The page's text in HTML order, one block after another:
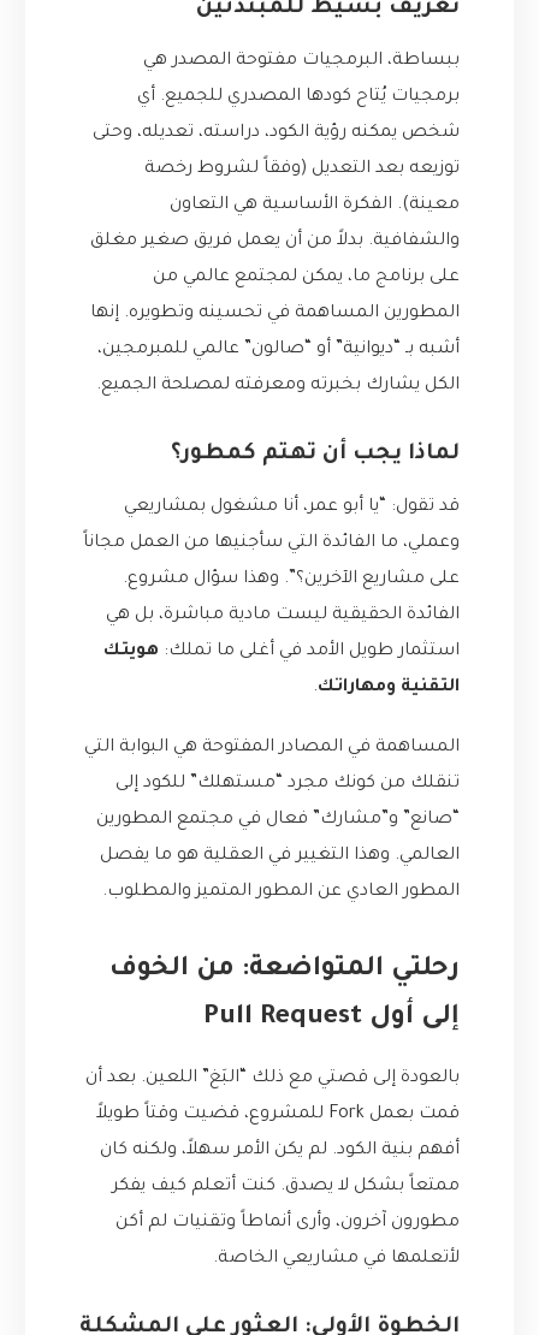
تعريف بسيط للمبتدئين
ببساطة، البرمجيات مفتوحة المصدر هي
برمجيات يُتاح كودها المصدري للجميع. أي
شخص يمكنه رؤية الكود، دراسته، تعديله، وحتى
توزيعه بعد التعديل (وفقاً لشروط رخصة
معينة). الفكرة الأساسية هي التعاون
والشفافية. بدلاً من أن يعمل فريق صغير مغلق
على برنامج ما، يمكن لمجتمع عالمي من
المطورين المساهمة في تحسينه وتطويره. إنها
أشبه بـ “ديوانية” أو “صالون” عالمي للمبرمجين،
الكل يشارك بخبرته ومعرفته لمصلحة الجميع.
لماذا يجب أن تهتم كمطور؟
قد تقول: “يا أبو عمر، أنا مشغول بمشاريعي
وعملي، ما الفائدة التي سأجنيها من العمل مجاناً
على مشاريع الآخرين؟”. وهذا سؤال مشروع.
الفائدة الحقيقية ليست مادية مباشرة، بل هي
استثمار طويل الأمد في أغلى ما تملك: هويتك
التقنية ومهاراتك.
المساهمة في المصادر المفتوحة هي البوابة التي
تنقلك من كونك مجرد “مستهلك” للكود إلى
“صانع” و”مشارك” فعال في مجتمع المطورين
العالمي. وهذا التغيير في العقلية هو ما يفصل
المطور العادي عن المطور المتميز والمطلوب.
رحلتي المتواضعة: من الخوف
إلى أول Pull Request
بالعودة إلى قصتي مع ذلك “البَغ” اللعين. بعد أن
قمت بعمل Fork للمشروع، قضيت وقتاً طويلاً
أفهم بنية الكود. لم يكن الأمر سهلاً، ولكنه كان
ممتعاً بشكل لا يصدق. كنت أتعلم كيف يفكر
مطورون آخرون، وأرى أنماطاً وتقنيات لم أكن
لأتعلمها في مشاريعي الخاصة.
الخطوة الأولى: العثور على المشكلة